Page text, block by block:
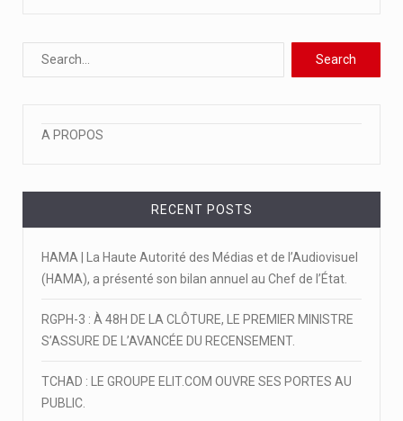
La bibliothèque du leti saint joseph de Kélo a servi…
A PROPOS
RECENT POSTS
HAMA | La Haute Autorité des Médias et de l’Audiovisuel
(HAMA), a présenté son bilan annuel au Chef de l’État.
RGPH-3 : À 48H DE LA CLÔTURE, LE PREMIER MINISTRE
S’ASSURE DE L’AVANCÉE DU RECENSEMENT.
TCHAD : LE GROUPE ELIT.COM OUVRE SES PORTES AU
PUBLIC.